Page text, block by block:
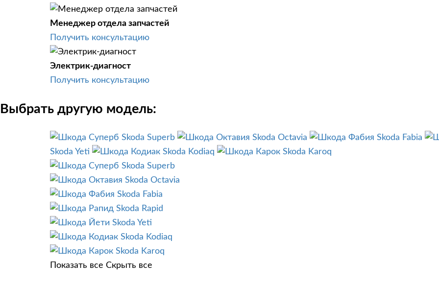
Менеджер отдела запчастей
Получить консультацию
Электрик-диагност
Получить консультацию
Выбрать другую модель:
Skoda Superb Skoda Octavia
Skoda Fabia
Skoda Yeti
Skoda Kodiaq
Skoda Karoq
Skoda Superb
Skoda Octavia
Skoda Fabia
Skoda Rapid
Skoda Yeti
Skoda Kodiaq
Skoda Karoq
Показать все Скрыть все